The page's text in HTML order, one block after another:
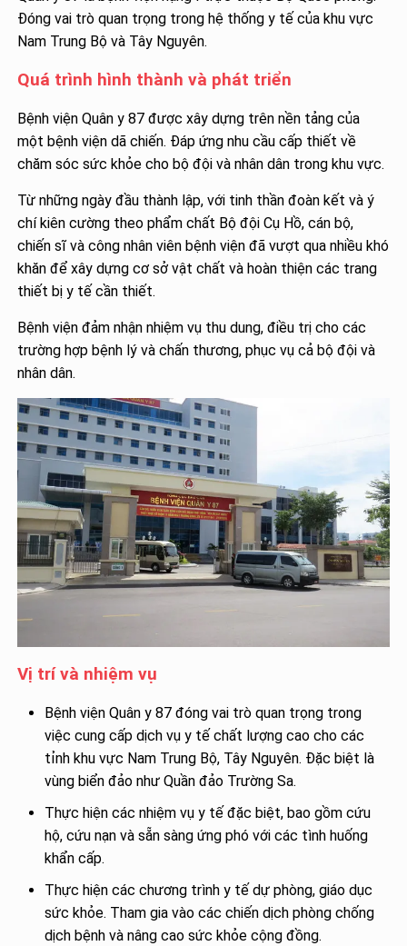
Đóng vai trò quan trọng trong hệ thống y tế của khu vực
Nam Trung Bộ và Tây Nguyên.
Quá trình hình thành và phát triển
Bệnh viện Quân y 87 được xây dựng trên nền tảng của
một bệnh viện dã chiến. Đáp ứng nhu cầu cấp thiết về
chăm sóc sức khỏe cho bộ đội và nhân dân trong khu vực.
Từ những ngày đầu thành lập, với tinh thần đoàn kết và ý
chí kiên cường theo phẩm chất Bộ đội Cụ Hồ, cán bộ,
chiến sĩ và công nhân viên bệnh viện đã vượt qua nhiều khó
khăn để xây dựng cơ sở vật chất và hoàn thiện các trang
thiết bị y tế cần thiết.
Bệnh viện đảm nhận nhiệm vụ thu dung, điều trị cho các
trường hợp bệnh lý và chấn thương, phục vụ cả bộ đội và
nhân dân.
Vị trí và nhiệm vụ
Bệnh viện Quân y 87 đóng vai trò quan trọng trong
việc cung cấp dịch vụ y tế chất lượng cao cho các
tỉnh khu vực Nam Trung Bộ, Tây Nguyên. Đặc biệt là
vùng biển đảo như Quần đảo Trường Sa.
Thực hiện các nhiệm vụ y tế đặc biệt, bao gồm cứu
hộ, cứu nạn và sẵn sàng ứng phó với các tình huống
khẩn cấp.
Thực hiện các chương trình y tế dự phòng, giáo dục
sức khỏe. Tham gia vào các chiến dịch phòng chống
dịch bệnh và nâng cao sức khỏe cộng đồng.